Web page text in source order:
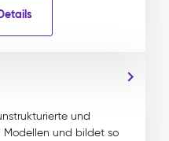
und
und bildet so